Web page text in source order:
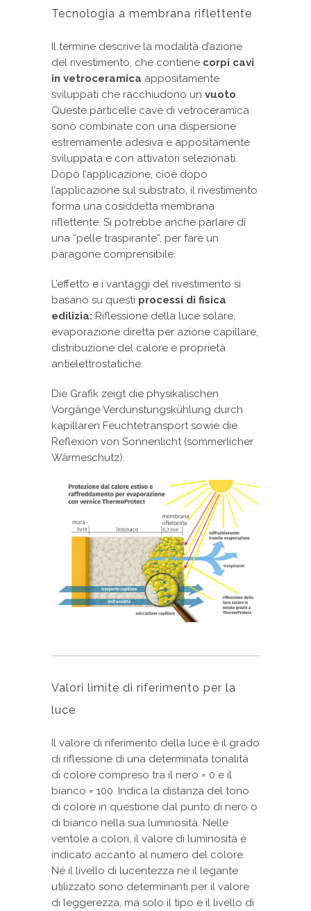
Tecnologia a membrana riflettente
Il termine descrive la modalità d’azione
del rivestimento, che contiene corpi cavi
in vetroceramica appositamente
sviluppati che racchiudono un vuoto.
Queste particelle cave di vetroceramica
sono combinate con una dispersione
estremamente adesiva e appositamente
sviluppata e con attivatori selezionati.
Dopo l’applicazione, cioè dopo
l’applicazione sul substrato, il rivestimento
forma una cosiddetta membrana
riflettente. Si potrebbe anche parlare di
una “pelle traspirante”, per fare un
paragone comprensibile.
L’effetto e i vantaggi del rivestimento si
basano su questi processi di fisica
edilizia: Riflessione della luce solare,
evaporazione diretta per azione capillare,
distribuzione del calore e proprietà
antielettrostatiche.
Die Grafik zeigt die physikalischen
Vorgänge Verdunstungskühlung durch
kapillaren Feuchtetransport sowie die
Reflexion von Sonnenlicht (sommerlicher
Wärmeschutz).
Valori limite di riferimento per la
luce
Il valore di riferimento della luce è il grado
di riflessione di una determinata tonalità
di colore compreso tra il nero = 0 e il
bianco = 100. Indica la distanza del tono
di colore in questione dal punto di nero o
di bianco nella sua luminosità. Nelle
ventole a colori, il valore di luminosità è
indicato accanto al numero del colore.
Né il livello di lucentezza né il legante
utilizzato sono determinanti per il valore
di leggerezza, ma solo il tipo e il livello di